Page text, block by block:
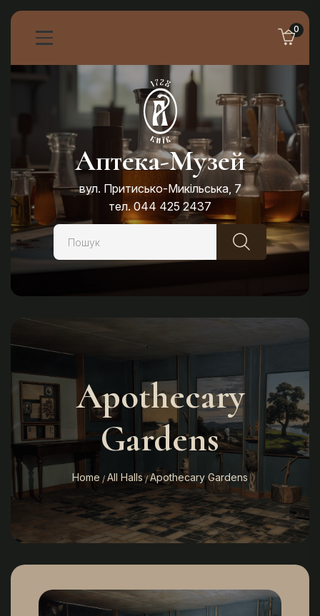
вул. Притисько-Микільська, 7
тел. 044 425 2437
Аптека-Музей
0
Apothecary
Gardens
Home All Halls Apothecary Gardens